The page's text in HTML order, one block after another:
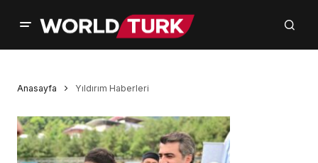
Anasayfa Yıldırım Haberleri